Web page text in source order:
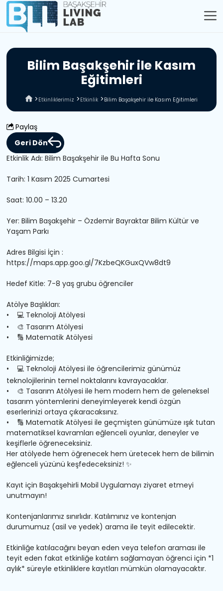
Bilim Başakşehirile Kasım
Eğitimleri
Etkinliklerimiz Etkinlik Bilim Başakşehir ile Kasım Eğitimleri
Paylaş
Geri Dön
Etkinlik Adı: Bilim Başakşehir ile Bu Hafta Sonu
Tarih: 1 Kasım 2025 Cumartesi
Saat: 10.00 – 13.20
Yer: Bilim Başakşehir – Özdemir Bayraktar Bilim Kültür ve
Yaşam Parkı
Adres Bilgisi İçin :
https://maps.app.goo.gl/7KzbeQKGuxQVw8dt9
Hedef Kitle: 7-8 yaş grubu öğrenciler
Atölye Başlıkları:
• 💻 Teknoloji Atölyesi
• 🎨 Tasarım Atölyesi
• 🔢 Matematik Atölyesi
Etkinliğimizde;
• 💻 Teknoloji Atölyesi ile öğrencilerimiz günümüz
teknolojilerinin temel noktalarını kavrayacaklar.
• 🎨 Tasarım Atölyesi ile hem modern hem de geleneksel
tasarım yöntemlerini deneyimleyerek kendi özgün
eserlerinizi ortaya çıkaracaksınız.
• 🔢 Matematik Atölyesi ile geçmişten günümüze ışık tutan
matematiksel kavramları eğlenceli oyunlar, deneyler ve
keşiflerle öğreneceksiniz.
Her atölyede hem öğrenecek hem üretecek hem de bilimin
eğlenceli yüzünü keşfedeceksiniz!✨
Kayıt için Başakşehirli Mobil Uygulamayı ziyaret etmeyi
unutmayın!
Kontenjanlarımız sınırlıdır. Katılımınız ve kontenjan
durumumuz (asil ve yedek) arama ile teyit edilecektir.
Etkinliğe katılacağını beyan eden veya telefon araması ile
teyit eden fakat etkinliğe katılım sağlamayan öğrenci için *1
aylık* süreyle etkinliklere kayıtları mümkün olamayacaktır.